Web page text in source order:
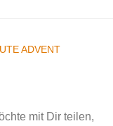
ADVENT
mit Dir teilen,